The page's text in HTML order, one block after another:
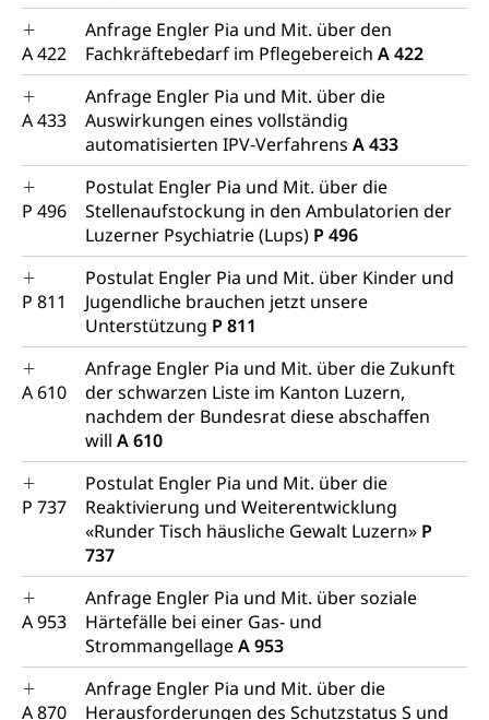
A 422
Anfrage Engler Pia und Mit. über den
Fachkräftebedarf im Pflegebereich A 422
A 433
Anfrage Engler Pia und Mit. über die
Auswirkungen eines vollständig
automatisierten IPV-Verfahrens A 433
P 496
Postulat Engler Pia und Mit. über die
Stellenaufstockung in den Ambulatorien der
Luzerner Psychiatrie (Lups) P 496
P 811
Postulat Engler Pia und Mit. über Kinder und
Jugendliche brauchen jetzt unsere
Unterstützung P 811
A 610
Anfrage Engler Pia und Mit. über die Zukunft
der schwarzen Liste im Kanton Luzern,
nachdem der Bundesrat diese abschaffen
will A 610
P 737
Postulat Engler Pia und Mit. über die
Reaktivierung und Weiterentwicklung
«Runder Tisch häusliche Gewalt Luzern» P
737
A 953
Anfrage Engler Pia und Mit. über soziale
Härtefälle bei einer Gas- und
StrommangellageA 953
A 870
Anfrage Engler Pia und Mit. über die
Herausforderungen des Schutzstatus S und